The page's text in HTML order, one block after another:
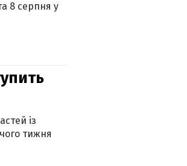
8 серпня у
із
тижня